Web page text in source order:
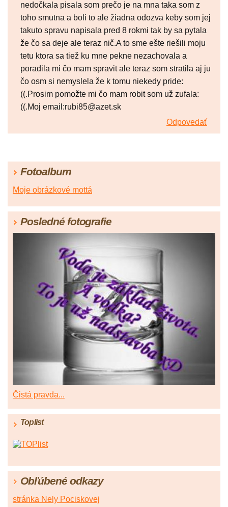
nedočkala pisala som prečo je na mna taka som z
toho smutna a boli to ale žiadna odozva keby som jej
takuto spravu napisala pred 8 rokmi tak by sa pytala
že čo sa deje ale teraz nič.A to sme ešte riešili moju
tetu ktora sa tiež ku mne pekne nezachovala a
poradila mi čo mam spravit ale teraz som stratila aj ju
čo osm si nemyslela že k tomu niekedy pride:
((.Prosim pomožte mi čo mam robit som už zufala:
((.Moj email:rubi85@azet.sk
Odpovedať
Fotoalbum
Moje obrázkové mottá
Posledné fotografie
Čistá pravda...
Toplist
Obľúbené odkazy
stránka Nely Pociskovej